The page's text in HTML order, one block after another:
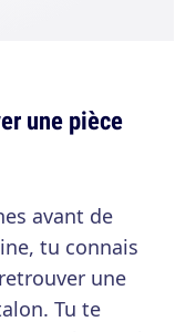
une pièce
avant de
tu connais
une
Tu te